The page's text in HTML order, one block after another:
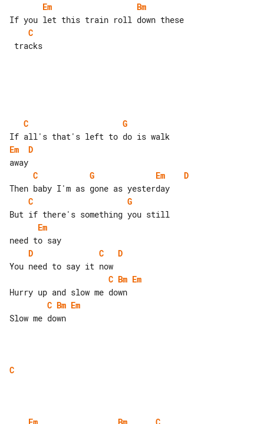
Em
Bm
C
C
G
Em
D
C
G Em
D
C
G
Em
D
C
D
C Bm Em
C Bm Em
Slow me down
C